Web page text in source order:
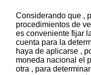
Considerando que ,
procedimientos de
es conveniente fijar
cuenta para la
haya de aplicarse ,
moneda nacional el
otra , para